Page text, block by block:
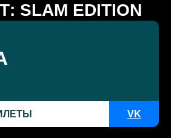
SLAM EDITION
VK